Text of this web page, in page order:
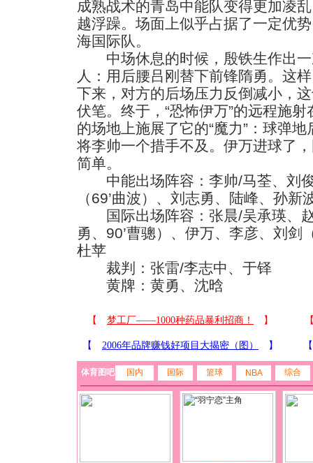
成熟战术的青岛中能队变得更加凌
越浮躁。场面上似乎占据了一定优
海国际队。
中场休息的时候，殷铁生作出一
人：用后腰吕刚替下前锋隋勇。这
下来，对方的后场压力反倒减小，
伏笔。终于，“恐怖伊万”的远程施
的场地上施展了它的“魔力”：球弹
将李帅一个措手不及。伊万进球了
简单。
中能出场阵容：李帅/马荃、刘
（69’曲波）、刘志勇、陆峰、孙新
国际出场阵容：张晨/吴承瑛、赵
勇、90’曹骢）、伊万、李彦、刘剑
杜苹
裁判：张雷/李志中、于铎
黄牌：黄勇、沈晗
体育图吧 国内 国际 篮球 NBA 综合